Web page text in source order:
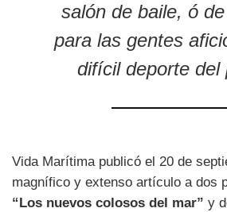
salón de baile, ó
para las gentes
difícil deporte del
Vida Marítima publicó el 20 de
magnífico y extenso artículo a dos
“Los nuevos colosos del mar” y